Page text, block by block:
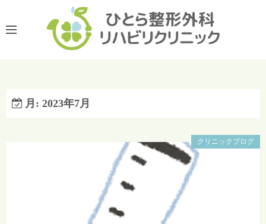
月: 2023年7月
クリニックブログ